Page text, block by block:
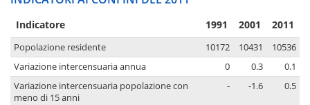
Indicatore 1991 2001 2011
Popolazione residente 10172 10431
10536
Variazione intercensuaria annua
0 0.3
0.1
Variazione intercensuaria popolazione con
meno di 15 anni
- -1.6 0.5